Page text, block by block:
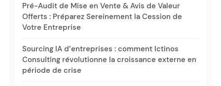
Pré-Audit de Mise en Vente & Avis de Valeur
Offerts : Préparez Sereinement la Cession de
Votre Entreprise
Sourcing IA d’entreprises : comment Ictinos
Consulting révolutionne la croissance externe en
période de crise